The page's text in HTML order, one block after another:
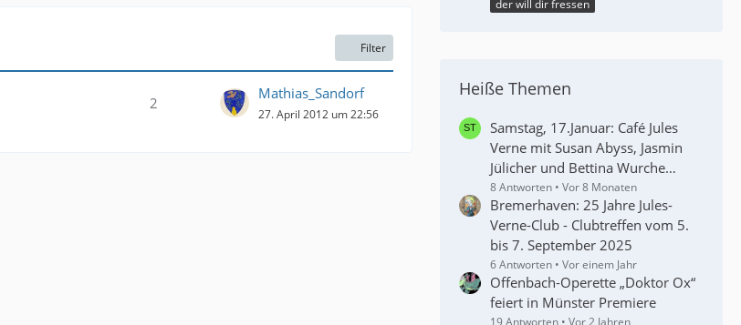
Filter
2
Mathias_Sandorf
27. April 2012 um 22:56
der will dir fressen
Heiße Themen
Samstag, 17.Januar: Café Jules
Verne mit Susan Abyss, Jasmin
Jülicher und Bettina Wurche…
8 Antworten Vor 8 Monaten
Bremerhaven: 25 Jahre Jules-
Verne-Club - Clubtreffen vom 5.
bis 7. September 2025
6 Antworten Vor einem Jahr
Offenbach-Operette „Doktor Ox“
feiert in Münster Premiere